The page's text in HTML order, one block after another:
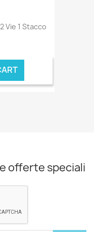
Vie 1 Stacco
offerte speciali